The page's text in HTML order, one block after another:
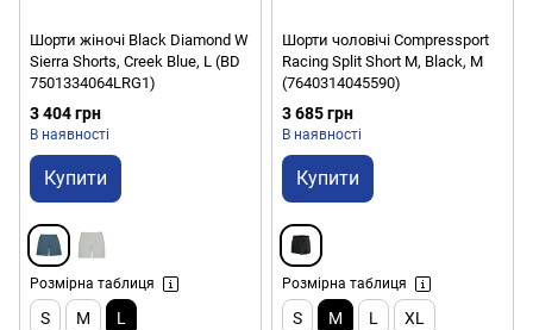
Шорти жіночі Black Diamond W
Sierra Shorts, Creek Blue, L (BD
7501334064LRG1)
3 404 грн
В наявності
Купити
Розмірна таблиця
S M L
Шорти чоловічі Compressport
Racing Split Short M, Black, M
(7640314045590)
3 685 грн
В наявності
Купити
Розмірна таблиця
S M L XL